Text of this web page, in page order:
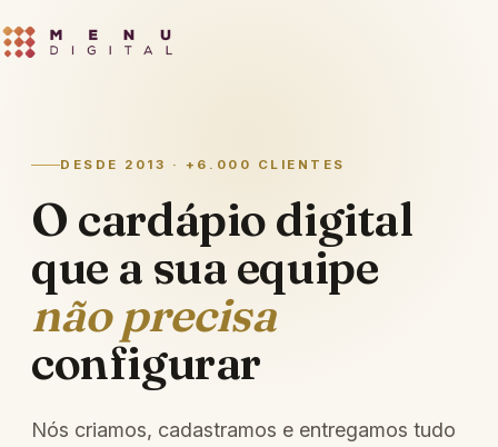
DESDE 2013 · +6.000 CLIENTES
O cardápio digital
que a sua equipe
não precisa
configurar
Nós criamos, cadastramos e entregamos tudo